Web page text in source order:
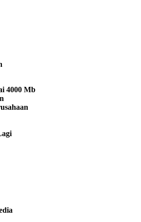
4000 Mb